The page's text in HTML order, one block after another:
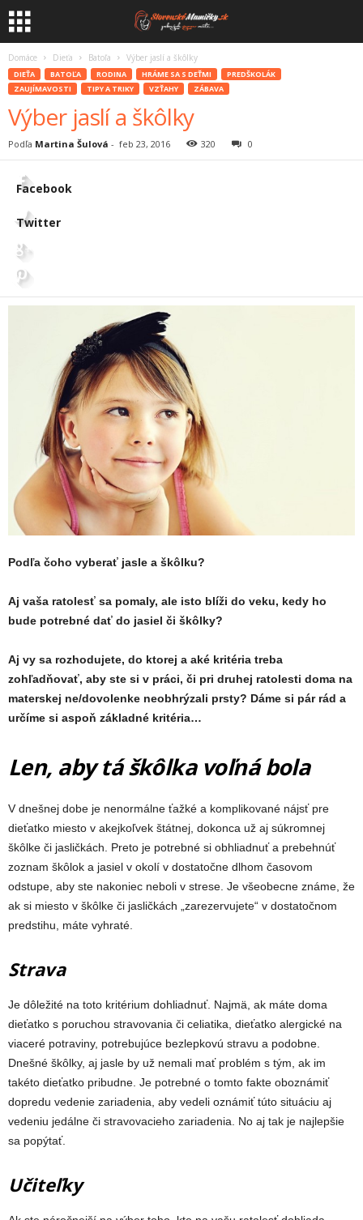
Domáce Dieťa Batoľa Výber jaslí a škôlky
DIEŤA BATOĽA RODINA HRÁME SA S DEŤMI
PREDŠKOLÁK
ZAUJÍMAVOSTI
TIPY A TRIKY VZŤAHY ZÁBAVA
Výber jaslí a škôlky
Podľa Martina Šulová - feb 23, 2016 320 0
Facebook
Twitter
Podľa čoho vyberať jasle a škôlku?
Aj vaša ratolesť sa pomaly, ale isto blíži do veku, kedy ho
bude potrebné dať do jasiel či škôlky?
Aj vy sa rozhodujete, do ktorej a aké kritéria treba
zohľadňovať, aby ste si v práci, či pri druhej ratolesti doma na
materskej ne/dovolenke neobhrýzali prsty? Dáme si pár rád a
určíme si aspoň základné kritéria…
Len, aby tá škôlka voľná bola
V dnešnej dobe je nenormálne ťažké a komplikované nájsť pre
dieťatko miesto v akejkoľvek štátnej, dokonca už aj súkromnej
škôlke či jasličkách. Preto je potrebné si obhliadnuť a prebehnúť
zoznam škôlok a jasiel v okolí v dostatočne dlhom časovom
odstupe, aby ste nakoniec neboli v strese. Je všeobecne známe, že
ak si miesto v škôlke či jasličkách „zarezervujete“ v dostatočnom
predstihu, máte vyhraté.
Strava
Je dôležité na toto kritérium dohliadnuť. Najmä, ak máte doma
dieťatko s poruchou stravovania či celiatika, dieťatko alergické na
viaceré potraviny, potrebujúce bezlepkovú stravu a podobne.
Dnešné škôlky, aj jasle by už nemali mať problém s tým, ak im
takéto dieťatko pribudne. Je potrebné o tomto fakte oboznámiť
dopredu vedenie zariadenia, aby vedeli oznámiť túto situáciu aj
vedeniu jedálne či stravovacieho zariadenia. No aj tak je najlepšie
sa popýtať.
Učiteľky